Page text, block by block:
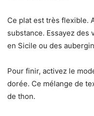
Ce plat est très flexible.
substance. Essayez
en Sicile ou des
Pour finir, activez le
dorée. Ce mélange de
de thon.